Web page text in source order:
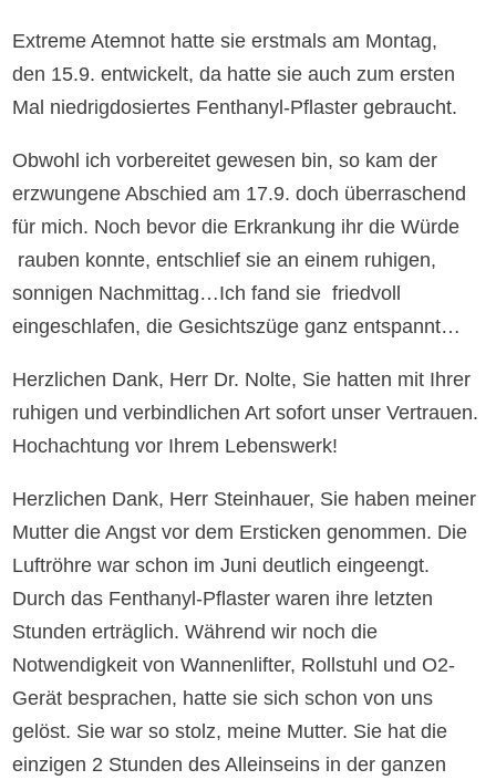
Extreme Atemnot hatte sie erstmals am Montag,
den 15.9. entwickelt, da hatte sie auch zum ersten
Mal niedrigdosiertes Fenthanyl-Pflaster gebraucht.
Obwohl ich vorbereitet gewesen bin, so kam der
erzwungene Abschied am 17.9. doch überraschend
für mich. Noch bevor die Erkrankung ihr die Würde
rauben konnte, entschlief sie an einem ruhigen,
sonnigen Nachmittag…Ich fand sie friedvoll
eingeschlafen, die Gesichtszüge ganz entspannt…
Herzlichen Dank, Herr Dr. Nolte, Sie hatten mit Ihrer
ruhigen und verbindlichen Art sofort unser Vertrauen.
Hochachtung vor Ihrem Lebenswerk!
Herzlichen Dank, Herr Steinhauer, Sie haben meiner
Mutter die Angst vor dem Ersticken genommen. Die
Luftröhre war schon im Juni deutlich eingeengt.
Durch das Fenthanyl-Pflaster waren ihre letzten
Stunden erträglich. Während wir noch die
Notwendigkeit von Wannenlifter, Rollstuhl und O2-
Gerät besprachen, hatte sie sich schon von uns
gelöst. Sie war so stolz, meine Mutter. Sie hat die
einzigen 2 Stunden des Alleinseins in der ganzen